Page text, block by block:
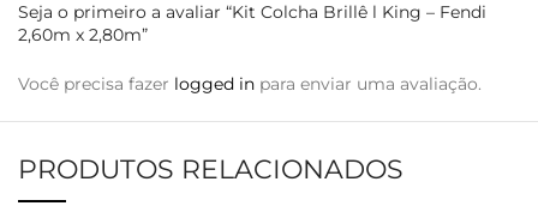
Seja o primeiro a avaliar “Kit Colcha Brillê l King – Fendi
2,60m x 2,80m”
Você precisa fazer logged in para enviar uma avaliação.
PRODUTOS RELACIONADOS